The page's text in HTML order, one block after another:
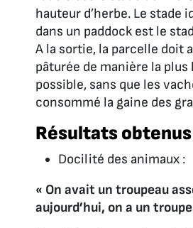
hauteur d’herbe. Le stade
dans un paddock est le
A la sortie, la parcelle doit
pâturée de manière la plus
possible, sans que les
consommé la gaine des
Résultats obtenus
Docilité des animaux :
« On avait un troupeau
aujourd’hui, on a un